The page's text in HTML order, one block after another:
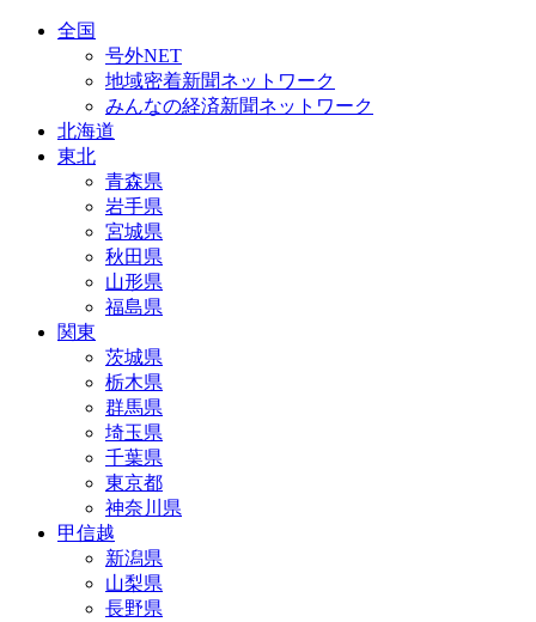
全国
号外NET
地域密着新聞ネットワーク
みんなの経済新聞ネットワーク
北海道
東北
青森県
岩手県
宮城県
秋田県
山形県
福島県
関東
茨城県
栃木県
群馬県
埼玉県
千葉県
東京都
神奈川県
甲信越
新潟県
山梨県
長野県